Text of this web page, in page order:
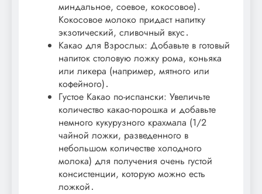
миндальное, соевое, кокосовое)․
Кокосовое молоко придаст напитку
экзотический, сливочный вкус․
Какао для Взрослых: Добавьте в готовый
напиток столовую ложку рома, коньяка
или ликера (например, мятного или
кофейного)․
Густое Какао по-испански: Увеличьте
количество какао-порошка и добавьте
немного кукурузного крахмала (1/2
чайной ложки, разведенного в
небольшом количестве холодного
молока) для получения очень густой
консистенции, которую можно есть
ложкой․